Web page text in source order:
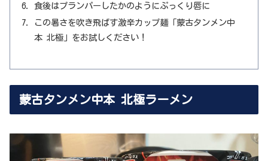
食後はプランパーしたかのようにぷっくり唇に
この暑さを吹き飛ばす激辛カップ麺「蒙古タンメン中
本 北極」をお試しください！
蒙古タンメン中本 北極ラーメン